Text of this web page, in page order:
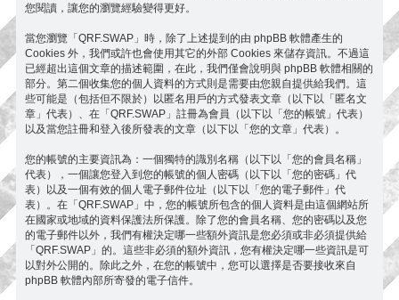
您閱讀，讓您的瀏覽經驗變得更好。
當您瀏覽「QRF.SWAP」時，除了上述提到的由 phpBB 軟體產生的
Cookies 外，我們或許也會使用其它的外部 Cookies 來儲存資訊。不過這
已經超出這個文章的描述範圍，在此，我們僅會說明與 phpBB 軟體相關的
部分。第二個收集您的個人資料的方式則是需要由您親自提供給我們。這
些可能是（包括但不限於）以匿名用戶的方式發表文章（以下以「匿名文
章」代表）、在「QRF.SWAP」註冊為會員（以下以「您的帳號」代表）
以及當您註冊和登入後所發表的文章（以下以「您的文章」代表）。
您的帳號的主要資訊為：一個獨特的識別名稱（以下以「您的會員名稱」
代表），一個讓您登入到您的帳號的個人密碼（以下以「您的密碼」代
表）以及一個有效的個人電子郵件位址（以下以「您的電子郵件」代
表）。在「QRF.SWAP」中，您的帳號所包含的個人資料是由這個網站所
在國家或地域的資料保護法所保護。除了您的會員名稱、您的密碼以及您
的電子郵件以外，我們有權決定哪一些額外資訊是您必須或非必須提供給
「QRF.SWAP」的。這些非必須的額外資訊，您有權決定哪一些資訊是可
以對外公開的。除此之外，在您的帳號中，您可以選擇是否要接收來自
phpBB 軟體內部所寄發的電子信件。